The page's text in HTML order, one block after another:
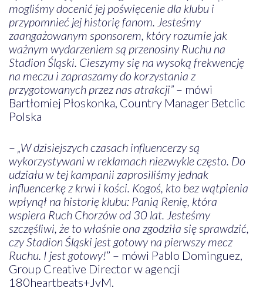
mogliśmy docenić jej poświęcenie dla klubu i
przypomnieć jej historię fanom. Jesteśmy
zaangażowanym sponsorem, który rozumie jak
ważnym wydarzeniem są przenosiny Ruchu na
Stadion Śląski. Cieszymy się na wysoką frekwencję
na meczu i zapraszamy do korzystania z
przygotowanych przez nas atrakcji”– mówi
Bartłomiej Płoskonka, Country Manager Betclic
Polska
– „W dzisiejszych czasach influencerzy są
wykorzystywani w reklamach niezwykle często. Do
udziału w tej kampanii zaprosiliśmy jednak
influencerkę z krwi i kości. Kogoś, kto bez wątpienia
wpłynął na historię klubu: Panią Renię, która
wspiera Ruch Chorzów od 30 lat. Jesteśmy
szczęśliwi, że to właśnie ona zgodziła się sprawdzić,
czy Stadion Śląski jest gotowy na pierwszy mecz
Ruchu. I jest gotowy!” – mówi Pablo Dominguez,
Group Creative Director w agencji
180heartbeats+JvM.